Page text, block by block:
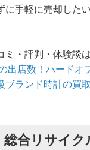
に手軽に売却した
ミ・評判・体験談
出店数！ハードオ
ブランド時計の買
総合リサイ